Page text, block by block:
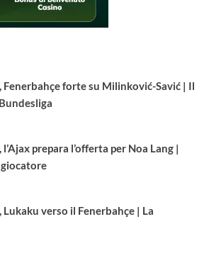
forte su Milinković-Savić | Il
prepara l’offerta per Noa Lang |
verso il Fenerbahçe | La